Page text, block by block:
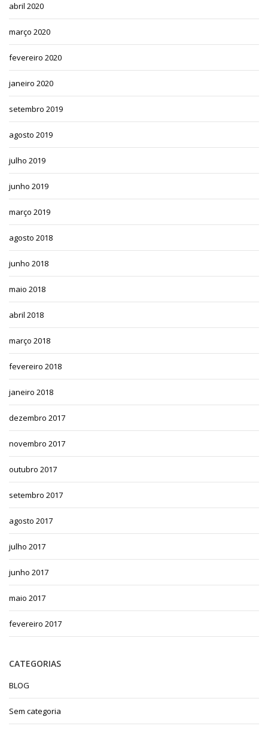
abril 2020
março 2020
fevereiro 2020
janeiro 2020
setembro 2019
agosto 2019
julho 2019
junho 2019
março 2019
agosto 2018
junho 2018
maio 2018
abril 2018
março 2018
fevereiro 2018
janeiro 2018
dezembro 2017
novembro 2017
outubro 2017
setembro 2017
agosto 2017
julho 2017
junho 2017
maio 2017
fevereiro 2017
CATEGORIAS
BLOG
Sem categoria